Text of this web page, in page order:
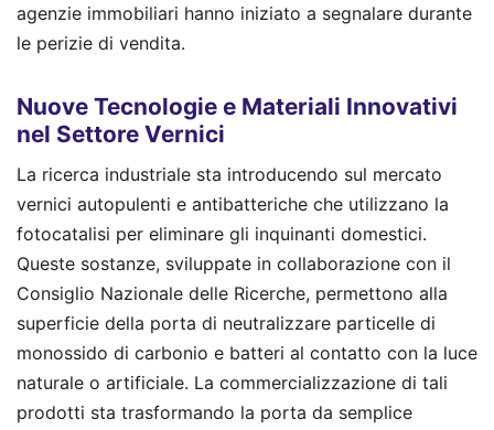
agenzie immobiliari hanno iniziato a segnalare durante
le perizie di vendita.
Nuove Tecnologie e Materiali Innovativi
nel Settore Vernici
La ricerca industriale sta introducendo sul mercato
vernici autopulenti e antibatteriche che utilizzano la
fotocatalisi per eliminare gli inquinanti domestici.
Queste sostanze, sviluppate in collaborazione con il
Consiglio Nazionale delle Ricerche, permettono alla
superficie della porta di neutralizzare particelle di
monossido di carbonio e batteri al contatto con la luce
naturale o artificiale. La commercializzazione di tali
prodotti sta trasformando la porta da semplice